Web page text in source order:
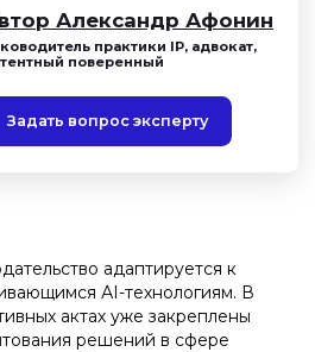
адаптируется к
АI-технологиям. В
актах уже закреплены
решений в сфере